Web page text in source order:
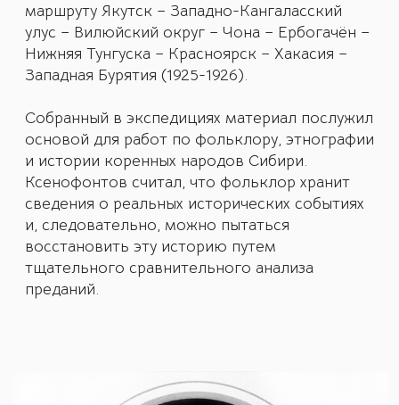
маршруту Якутск – Западно-Кангаласский
улус – Вилюйский округ – Чона – Ербогачён –
Нижняя Тунгуска – Красноярск – Хакасия –
Западная Бурятия (1925-1926).
Собранный в экспедициях материал послужил
основой для работ по фольклору, этнографии
и истории коренных народов Сибири.
Ксенофонтов считал, что фольклор хранит
сведения о реальных исторических событиях
и, следовательно, можно пытаться
восстановить эту историю путем
тщательного сравнительного анализа
преданий.